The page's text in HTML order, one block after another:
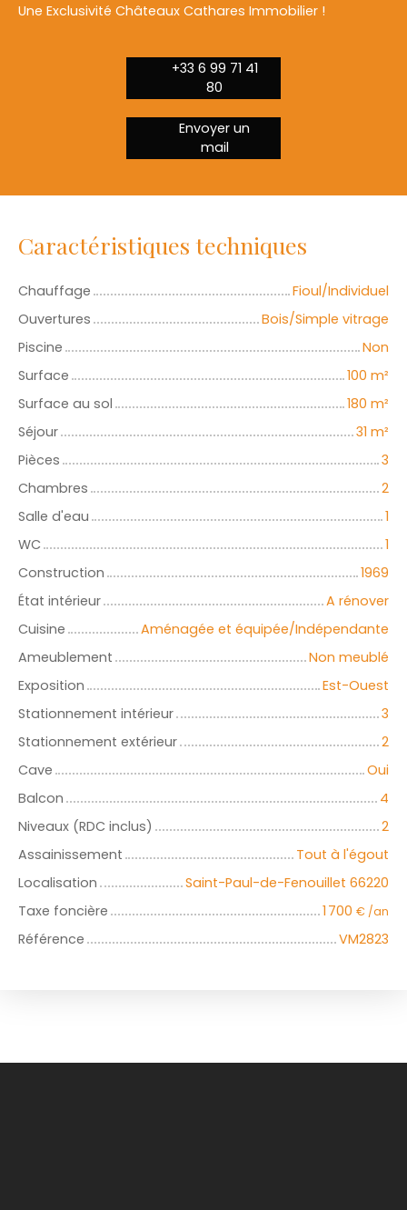
Une Exclusivité Châteaux Cathares Immobilier !
+33 6 99 71 41
80
Envoyer un
mail
Caractéristiques techniques
Chauffage
Fioul/Individuel
Ouvertures
Bois/Simple vitrage
Piscine
Non
Surface
100 m²
Surface au sol
180 m²
Séjour
31 m²
Pièces
3
Chambres
2
Salle d'eau
1
WC
1
Construction
1969
État intérieur
A rénover
Cuisine
Aménagée et équipée/Indépendante
Ameublement
Non meublé
Exposition
Est-Ouest
Stationnement intérieur
3
Stationnement extérieur
2
Cave
Oui
Balcon
4
Niveaux (RDC inclus)
2
Assainissement
Tout à l'égout
Localisation
Saint-Paul-de-Fenouillet 66220
Taxe foncière
1 700 € /an
Référence VM2823